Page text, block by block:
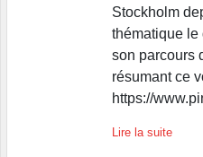
Stockholm
thématique le
son parcours
résumant ce
https://
Lire la suite